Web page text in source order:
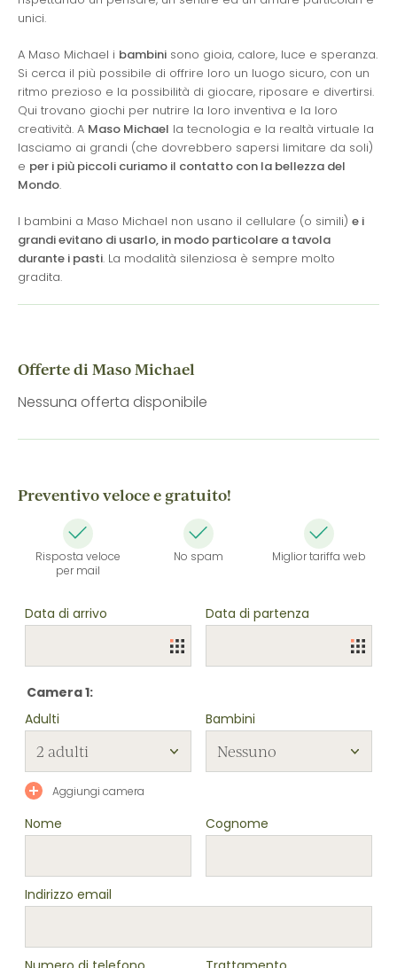
unici.
A Maso Michael i bambini sono gioia, calore, luce e speranza.
Si cerca il più possibile di offrire loro un luogo sicuro, con un
ritmo prezioso e la possibilità di giocare, riposare e divertirsi.
Qui trovano giochi per nutrire la loro inventiva e la loro
creatività. A Maso Michael la tecnologia e la realtà virtuale la
lasciamo ai grandi (che dovrebbero sapersi limitare da soli)
e per i più piccoli curiamo il contatto con la bellezza del
Mondo.
I bambini a Maso Michael non usano il cellulare (o simili) e i
grandi evitano di usarlo, in modo particolare a tavola
durante i pasti. La modalità silenziosa è sempre molto
gradita.
Offerte di Maso Michael
Nessuna offerta disponibile
Preventivo veloce e gratuito!
Risposta veloce
per mail
No spam Miglior tariffa web
Data di arrivo Data di partenza
Camera 1:
Adulti
Bambini
Aggiungi camera
Nome Cognome
Indirizzo email